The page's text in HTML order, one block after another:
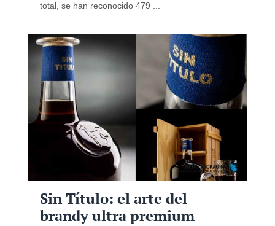
total, se han reconocido 479 ...
Sin Título: el arte del
brandy ultra premium